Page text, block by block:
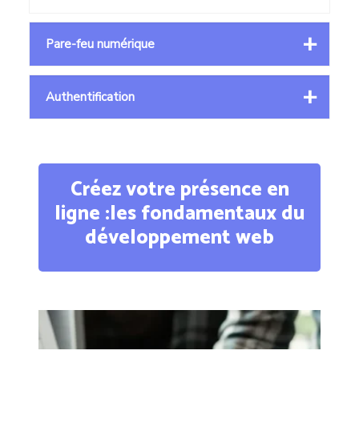
Pare-feu numérique
Authentification
Créez votre présence en
ligne :les fondamentaux du
développement web